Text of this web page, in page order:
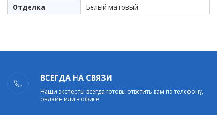
Отделка
Белый матовый
ВСЕГДА НА СВЯЗИ
Наши эксперты всегда готовы ответить вам по телефону,
онлайн или в офисе.